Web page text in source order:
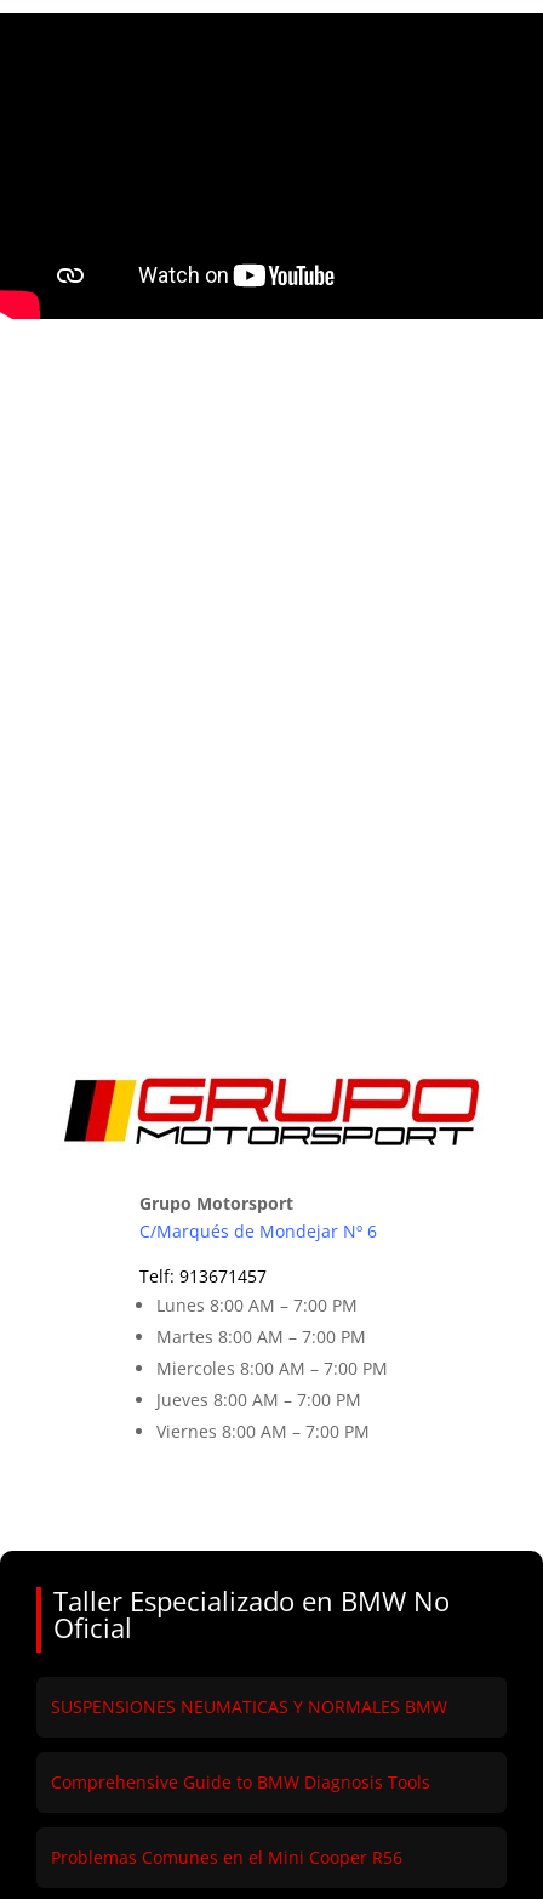
Grupo Motorsport
C/Marqués de Mondejar Nº 6
Telf: 913671457
Lunes 8:00 AM – 7:00 PM
Martes 8:00 AM – 7:00 PM
Miercoles 8:00 AM – 7:00 PM
Jueves 8:00 AM – 7:00 PM
Viernes 8:00 AM – 7:00 PM
Taller Especializado en BMW No
Oficial
SUSPENSIONES NEUMATICAS Y NORMALES BMW
Comprehensive Guide to BMW Diagnosis Tools
Problemas Comunes en el Mini Cooper R56